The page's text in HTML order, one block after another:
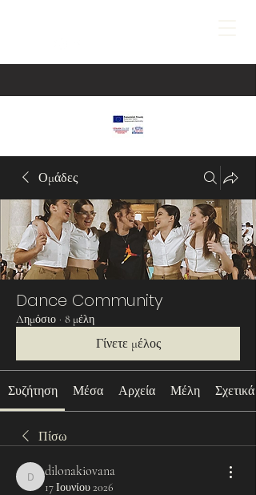
Ομάδες
Dance Community
Δημόσιο · 8 μέλη
Γίνετε μέλος
Συζήτηση Μέσα Αρχεία Μέλη Σχετικά
Πίσω
dilonakiovana
dilonakiovana
17 Ιουνίου 2026